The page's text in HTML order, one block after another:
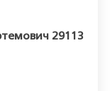
29113